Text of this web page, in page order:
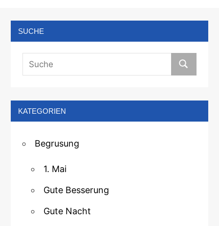
SUCHE
KATEGORIEN
Begrusung
1. Mai
Gute Besserung
Gute Nacht